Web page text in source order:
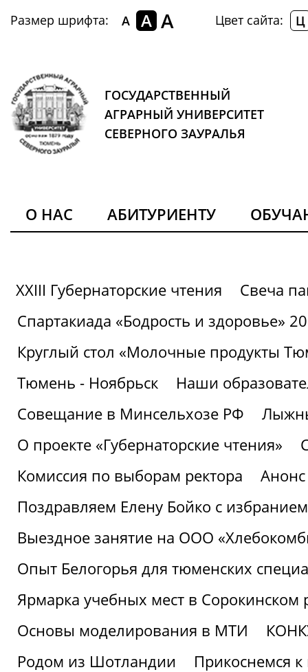
Размер шрифта: A A A Цвет сайта: Ц
ГОСУДАРСТВЕННЫЙ
АГРАРНЫЙ УНИВЕРСИТЕТ
СЕВЕРНОГО ЗАУРАЛЬЯ
О НАС АБИТУРИЕНТУ
XXIII Губернаторские чтения
Свеча
Спартакиада «Бодрость и здоровье»
Круглый стол «Молочные продукты
Тюмень - Ноябрьск
Наши
Совещание в Минсельхозе РФ
О проекте «Губернаторские чтения»
Комиссия по выборам ректора
Поздравляем Елену Бойко с
Выездное занятие на ООО
Опыт Белогорья для тюменских
Ярмарка учебных мест в Сорокинском
Основы моделирования в МТИ
Родом из Шотландии
Прикоснемся